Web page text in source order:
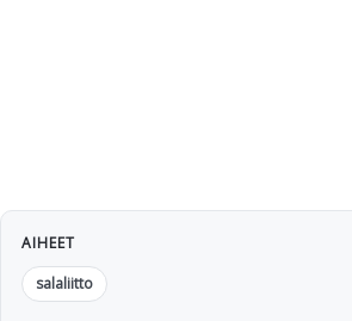
AIHEET
salaliitto